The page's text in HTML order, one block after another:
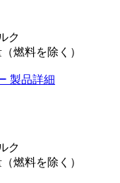
ク
燃料を除く）
製品詳細
ク
燃料を除く）